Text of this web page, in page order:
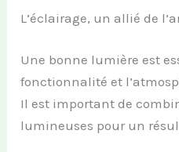
L’éclairage, un allié de
Une bonne lumière est
fonctionnalité et
Il est important de
lumineuses pour un